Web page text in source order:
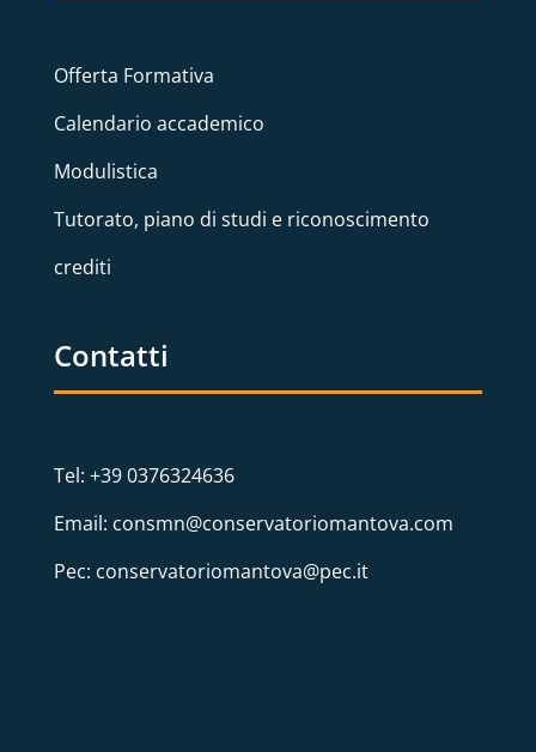
Offerta Formativa
Calendario accademico
Modulistica
Tutorato, piano di studi e riconoscimento
crediti
Contatti
Tel: +39 0376324636
Email: consmn@conservatoriomantova.com
Pec: conservatoriomantova@pec.it